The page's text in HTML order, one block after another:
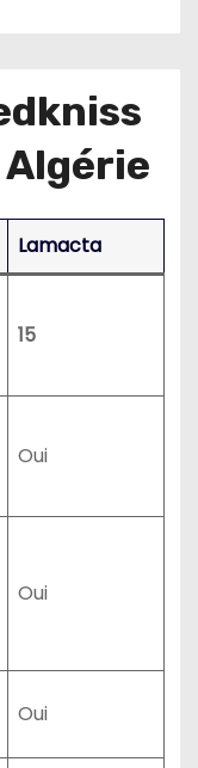
Algérie
Lamacta
15
Oui
Oui
Oui